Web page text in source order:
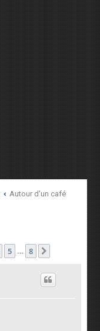
Autour d'un café
5 8